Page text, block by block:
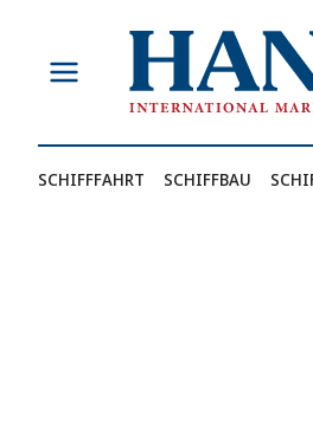
springen
SCHIFFFAHRT SCHIFFBAU